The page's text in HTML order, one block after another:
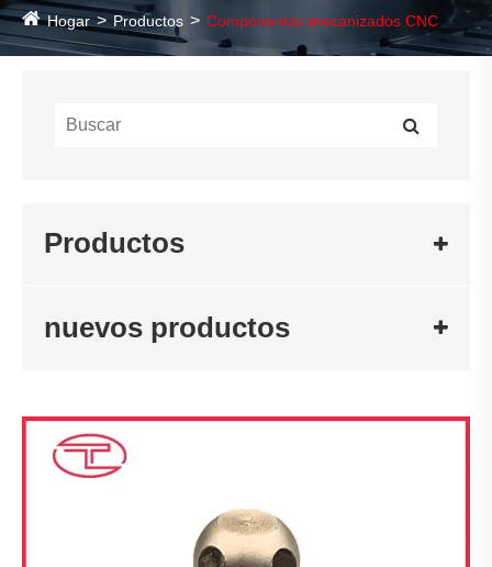
Hogar Productos Componentes mecanizados CNC
Productos
nuevos productos